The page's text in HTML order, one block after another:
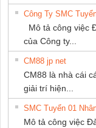
Công Ty SMC
Mô tả công việc
của Công ty...
CM88 jp net
CM88 là nhà cái
giải trí hiện...
SMC Tuyển 01
Mô tả công việc